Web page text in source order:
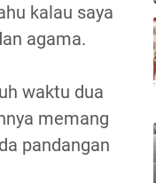
kalau saya
agama.
waktu dua
memang
pandangan